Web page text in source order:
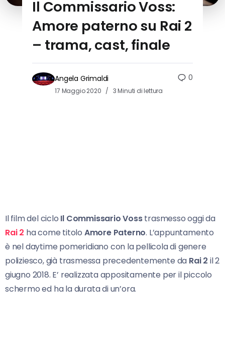
Il Commissario Voss:
Amore paterno su Rai 2
– trama, cast, finale
Angela Grimaldi
17 Maggio 2020 3 Minuti di lettura
0
Il film del ciclo Il Commissario Vosstrasmesso oggi da
Rai 2 ha come titolo Amore Paterno. L’appuntamento
è nel daytime pomeridiano con la pellicola di genere
poliziesco, già trasmessa precedentemente da Rai 2 il 2
giugno 2018. E’ realizzata appositamente per il piccolo
schermo ed ha la durata di un’ora.